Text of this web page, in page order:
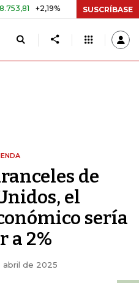
+2,19% TASA DE USURASUSCRÍBASE
de
el
sería
a 2%
abril de 2025